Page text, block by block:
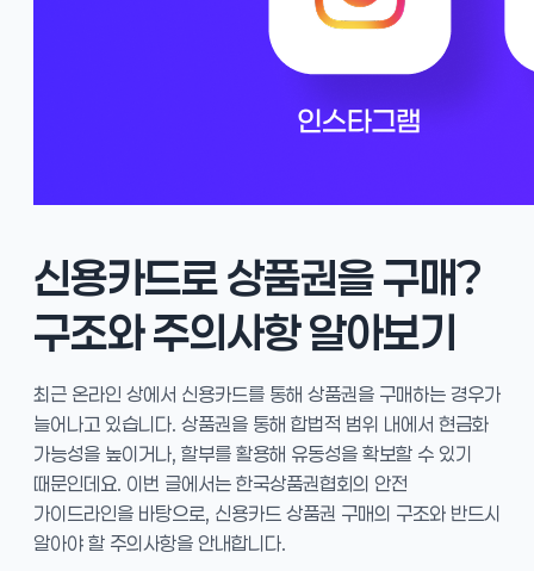
신용카드로 상품권을 구매?
구조와 주의사항 알아보기
최근 온라인 상에서 신용카드를 통해 상품권을 구매하는 경우가
늘어나고 있습니다. 상품권을 통해 합법적 범위 내에서 현금화
가능성을 높이거나, 할부를 활용해 유동성을 확보할 수 있기
때문인데요. 이번 글에서는 한국상품권협회의 안전
가이드라인을 바탕으로, 신용카드 상품권 구매의 구조와 반드시
알아야 할 주의사항을 안내합니다.